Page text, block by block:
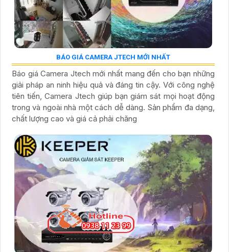
BÁO GIÁ CAMERA JTECH MỚI NHẤT
Báo giá Camera Jtech mới nhất mang đến cho bạn những
giải pháp an ninh hiệu quả và đáng tin cậy. Với công nghệ
tiên tiến, Camera Jtech giúp bạn giám sát mọi hoạt động
trong và ngoài nhà một cách dễ dàng. Sản phẩm đa dạng,
chất lượng cao và giá cả phải chăng